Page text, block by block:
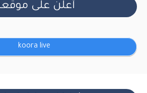
أعلن على
koora live